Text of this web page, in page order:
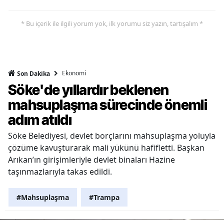
* Bu içerik ile ilgili yorum yok, ilk yorumu siz yazın, tartışalım *
Son Dakika Ekonomi
Söke'de yıllardır beklenen
mahsuplaşma sürecinde önemli
adım atıldı
Söke Belediyesi, devlet borçlarını mahsuplaşma yoluyla
çözüme kavuşturarak mali yükünü hafifletti. Başkan
Arıkan’ın girişimleriyle devlet binaları Hazine
taşınmazlarıyla takas edildi.
#Mahsuplaşma #Trampa